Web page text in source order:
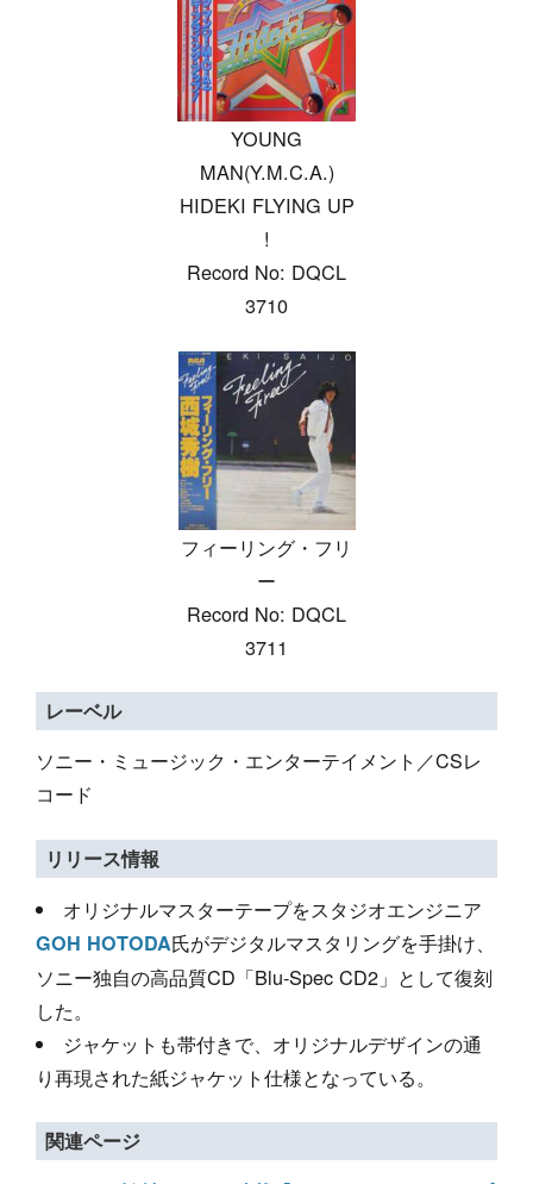
YOUNG
MAN(Y.M.C.A.)
HIDEKI FLYING UP
!
Record No: DQCL
3710
フィーリング・フリ
ー
Record No: DQCL
3711
レーベル
ソニー・ミュージック・エンターテイメント／CSレ
コード
リリース情報
オリジナルマスターテープをスタジオエンジニア
GOH HOTODA氏がデジタルマスタリングを手掛け、
ソニー独自の高品質CD「Blu-Spec CD2」として復刻
した。
ジャケットも帯付きで、オリジナルデザインの通
り再現された紙ジャケット仕様となっている。
関連ページ